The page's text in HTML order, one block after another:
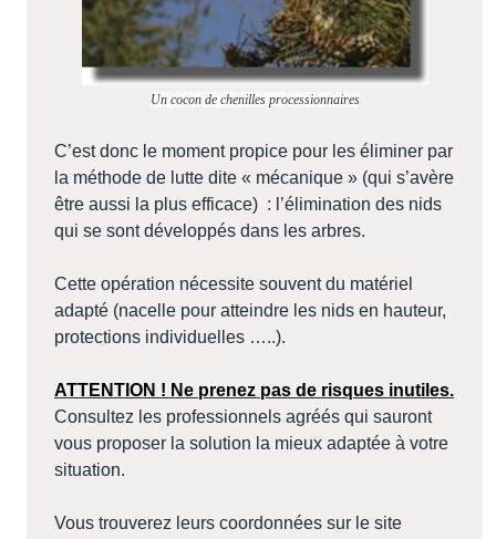
Un cocon de chenilles processionnaires
C’est donc le moment propice pour les éliminer par
la méthode de lutte dite « mécanique » (qui s’avère
être aussi la plus efficace) : l’élimination des nids
qui se sont développés dans les arbres.
Cette opération nécessite souvent du matériel
adapté (nacelle pour atteindre les nids en hauteur,
protections individuelles …..).
ATTENTION ! Ne prenez pas de risques inutiles.
Consultez les professionnels agréés qui sauront
vous proposer la solution la mieux adaptée à votre
situation.
Vous trouverez leurs coordonnées sur le site